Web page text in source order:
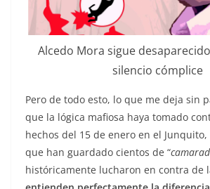
Alcedo Mora sigue
silencio cómplice
Pero de todo esto, lo que me deja sin
que la lógica mafiosa haya tomado
hechos del 15 de enero en el
que han guardado cientos de “
históricamente lucharon en contra de